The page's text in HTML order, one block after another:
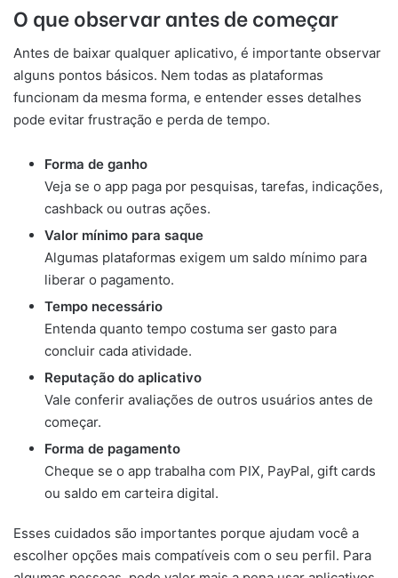
O que observar antes de começar
Antes de baixar qualquer aplicativo, é importante observar
alguns pontos básicos. Nem todas as plataformas
funcionam da mesma forma, e entender esses detalhes
pode evitar frustração e perda de tempo.
Forma de ganho
Veja se o app paga por pesquisas, tarefas, indicações,
cashback ou outras ações.
Valor mínimo para saque
Algumas plataformas exigem um saldo mínimo para
liberar o pagamento.
Tempo necessário
Entenda quanto tempo costuma ser gasto para
concluir cada atividade.
Reputação do aplicativo
Vale conferir avaliações de outros usuários antes de
começar.
Forma de pagamento
Cheque se o app trabalha com PIX, PayPal, gift cards
ou saldo em carteira digital.
Esses cuidados são importantes porque ajudam você a
escolher opções mais compatíveis com o seu perfil. Para